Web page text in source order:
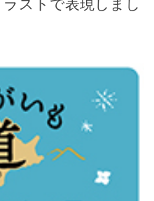
ストで表現しまし